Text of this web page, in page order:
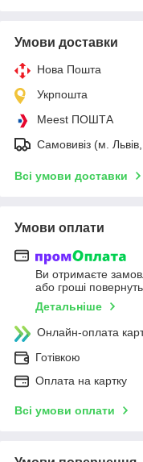
Умови доставки
Нова Пошта
Укрпошта
Meest ПОШТА
Самовивіз (м.
Всі умови доставки
Умови оплати
Ви отримаєте
або гроші
Детальніше
Онлайн-оплата
Готівкою
Оплата на картку
Всі умови оплати